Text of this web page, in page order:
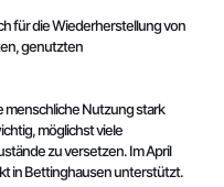
für die Wiederherstellung von
genutzten
menschliche Nutzung stark
möglichst viele
zu versetzen. Im April
in Bettinghausen unterstützt.